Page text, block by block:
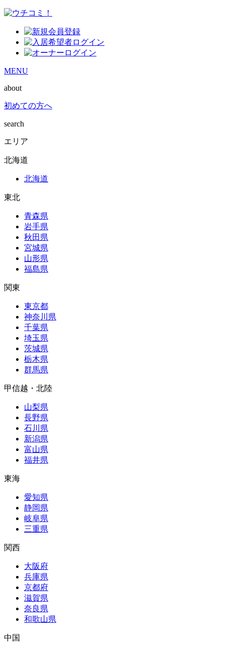
MENU
about
初めての方へ
search
エリア
北海道
北海道
東北
青森県
岩手県
秋田県
宮城県
山形県
福島県
関東
東京都
神奈川県
千葉県
埼玉県
茨城県
栃木県
群馬県
甲信越・北陸
山梨県
長野県
石川県
新潟県
富山県
福井県
東海
愛知県
静岡県
岐阜県
三重県
関西
大阪府
兵庫県
京都府
滋賀県
奈良県
和歌山県
中国